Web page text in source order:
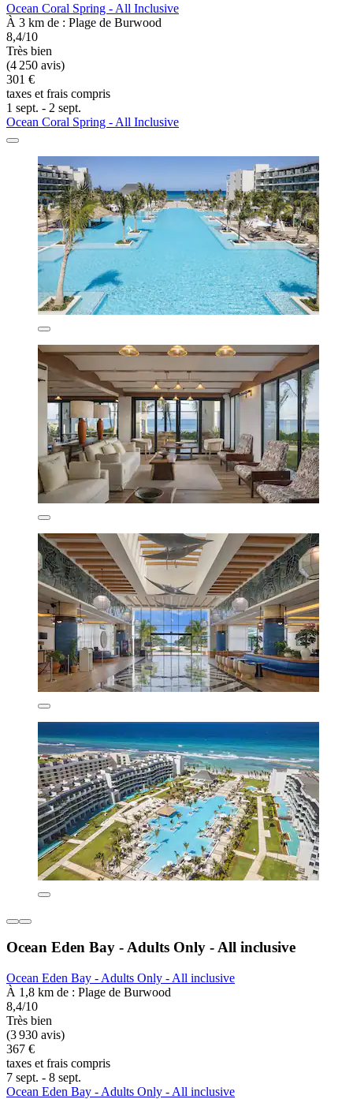
Ocean Coral Spring - All Inclusive
À 3 km de : Plage de Burwood
8,4/10
Très bien
(4 250 avis)
301 €
taxes et frais compris
1 sept. - 2 sept.
Ocean Coral Spring - All Inclusive
Ocean Eden Bay - Adults Only - All inclusive
Ocean Eden Bay - Adults Only - All inclusive
À 1,8 km de : Plage de Burwood
8,4/10
Très bien
(3 930 avis)
367 €
taxes et frais compris
7 sept. - 8 sept.
Ocean Eden Bay - Adults Only - All inclusive